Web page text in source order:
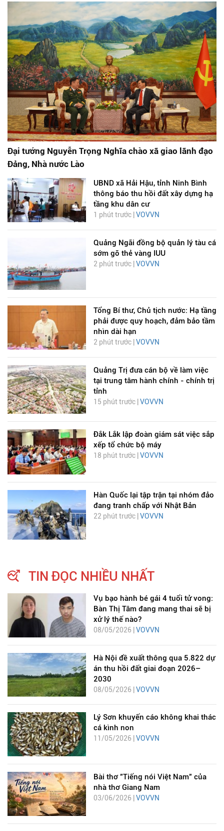
Đại tướng Nguyễn Trọng Nghĩa chào xã giao lãnh đạo
Đảng, Nhà nước Lào
UBND xã Hải Hậu, tỉnh Ninh Bình
thông báo thu hồi đất xây dựng hạ
tầng khu dân cư
1 phút trước | VOVVN
Quảng Ngãi đồng bộ quản lý tàu cá
sớm gỡ thẻ vàng IUU
2 phút trước | VOVVN
Tổng Bí thư, Chủ tịch nước: Hạ tầng
phải được quy hoạch, đảm bảo tầm
nhìn dài hạn
2 phút trước | VOVVN
Quảng Trị đưa cán bộ về làm việc
tại trung tâm hành chính - chính trị
tỉnh
15 phút trước | VOVVN
Đắk Lắk lập đoàn giám sát việc sắp
xếp tổ chức bộ máy
18 phút trước | VOVVN
Hàn Quốc lại tập trận tại nhóm đảo
đang tranh chấp với Nhật Bản
22 phút trước | VOVVN
TIN ĐỌC NHIỀU NHẤT
Vụ bạo hành bé gái 4 tuổi tử vong:
Bàn Thị Tâm đang mang thai sẽ bị
xử lý thế nào?
08/05/2026 | VOVVN
Hà Nội đề xuất thông qua 5.822 dự
án thu hồi đất giai đoạn 2026–
2030
08/05/2026 | VOVVN
Lý Sơn khuyến cáo không khai thác
cá kình non
11/05/2026 | VOVVN
Bài thơ "Tiếng nói Việt Nam" của
nhà thơ Giang Nam
03/06/2026 | VOVVN